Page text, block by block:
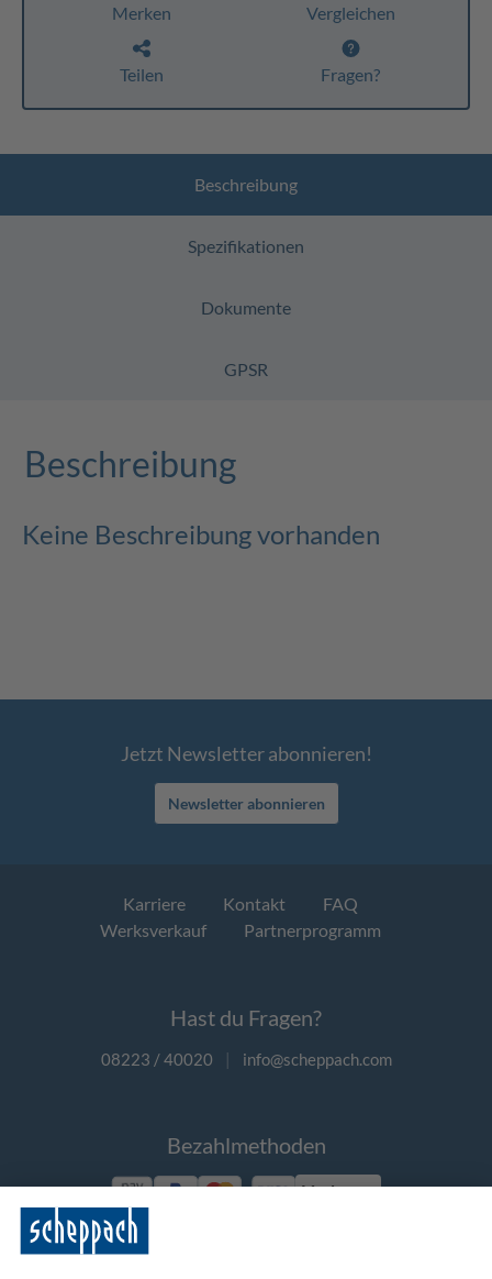
Merken Vergleichen
Teilen Fragen?
Beschreibung
Spezifikationen
Dokumente
GPSR
Beschreibung
Keine Beschreibung vorhanden
Jetzt Newsletter abonnieren!
Newsletter abonnieren
Karriere Kontakt
FAQ
Werksverkauf
Partnerprogramm
Hast du Fragen?
08223 / 40020 | info@scheppach.com
Bezahlmethoden
Vorkasse